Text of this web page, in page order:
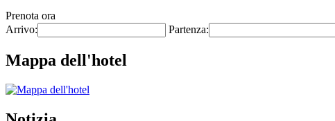
Prenota ora
Arrivo:
Partenza:
Mappa dell'hotel